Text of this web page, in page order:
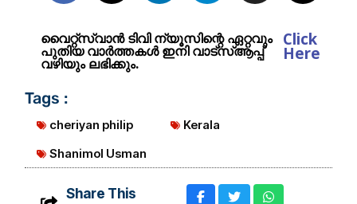
വൈറ്റ്സ്വാൻ ടിവി ന്യൂസിന്റെ ഏറ്റവും
പുതിയ വാർത്തകൾ ഇനി വാട്സ്ആപ്പ്
വഴിയും ലഭിക്കും.
Click
Here
Tags :
cheriyan philip
Kerala
Shanimol Usman
Share This